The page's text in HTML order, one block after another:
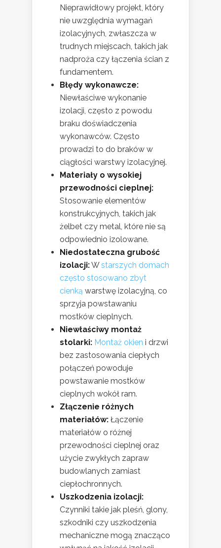
Nieprawidłowy projekt, który
nie uwzględnia wymagań
izolacyjnych, zwłaszcza w
trudnych miejscach, takich jak
nadproża czy łączenia ścian z
fundamentem.
Błędy wykonawcze:
Niewłaściwe wykonanie
izolacji, często z powodu
braku doświadczenia
wykonawców. Często
prowadzi to do braków w
ciągłości warstwy izolacyjnej.
Materiały o wysokiej
przewodności cieplnej:
Stosowanie elementów
konstrukcyjnych, takich jak
żelbet czy metal, które nie są
odpowiednio izolowane.
Niedostateczna grubość
izolacji:Wstarszych domach
często stosowano zbyt
cienką warstwę izolacyjną, co
sprzyja powstawaniu
mostków cieplnych.
Niewłaściwy montaż
stolarki: Montaż okien i drzwi
bez zastosowania ciepłych
połączeń powoduje
powstawanie mostków
cieplnych wokół ram.
Złączenie różnych
materiałów: Łączenie
materiałów o różnej
przewodności cieplnej oraz
użycie zwykłych zapraw
budowlanych zamiast
ciepłochronnych.
Uszkodzenia izolacji:
Czynniki takie jak pleśń, glony,
szkodniki czy uszkodzenia
mechaniczne mogą znacząco